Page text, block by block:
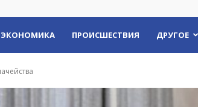
ЭКОНОМИКА ПРОИСШЕСТВИЯ ДРУГОЕ